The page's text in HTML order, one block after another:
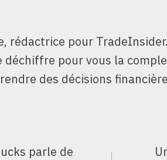
rédactrice pour
déchiffre pour vous la
des décisions
parle de